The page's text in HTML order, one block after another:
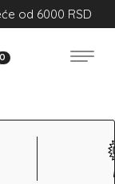
od 6000 RSD
0